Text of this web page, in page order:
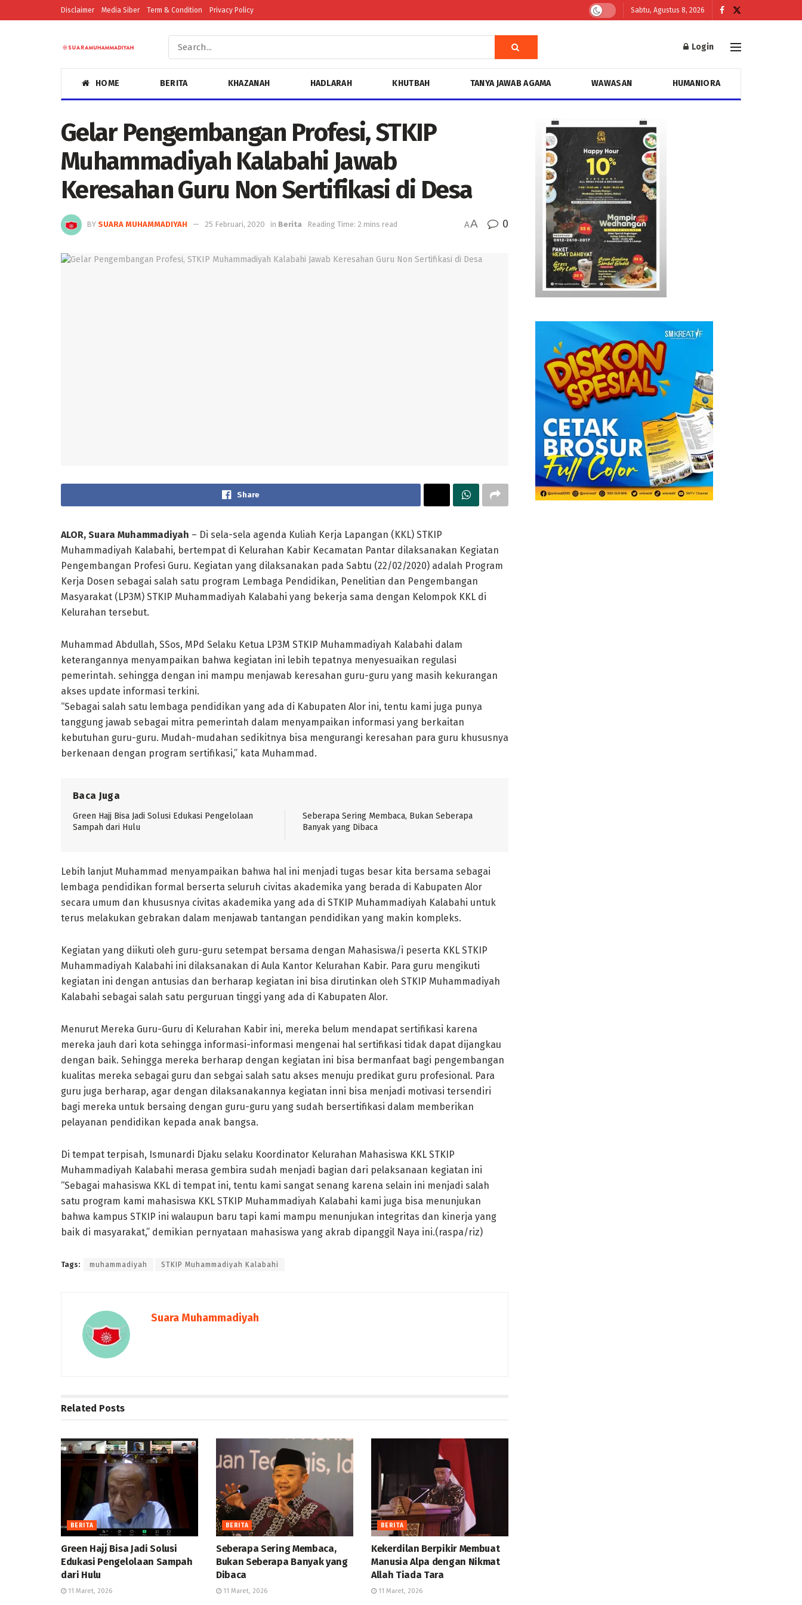
Disclaimer Media Siber Term & Condition Privacy Policy Sabtu, Agustus 8, 2026
Login
HOME BERITA KHAZANAH HADLARAH KHUTBAH TANYA JAWAB AGAMA WAWASAN HUMANIORA
Gelar Pengembangan Profesi, STKIP
Muhammadiyah Kalabahi Jawab
Keresahan Guru Non Sertifikasi di Desa
BY SUARA MUHAMMADIYAH 25 Februari, 2020 in Berita Reading Time: 2 mins read AA 0
Share
ALOR, Suara Muhammadiyah – Di sela-sela agenda Kuliah Kerja Lapangan (KKL) STKIP
Muhammadiyah Kalabahi, bertempat di Kelurahan Kabir Kecamatan Pantar dilaksanakan Kegiatan
Pengembangan Profesi Guru. Kegiatan yang dilaksanakan pada Sabtu (22/02/2020) adalah Program
Kerja Dosen sebagai salah satu program Lembaga Pendidikan, Penelitian dan Pengembangan
Masyarakat (LP3M) STKIP Muhammadiyah Kalabahi yang bekerja sama dengan Kelompok KKL di
Kelurahan tersebut.
Muhammad Abdullah, SSos, MPd Selaku Ketua LP3M STKIP Muhammadiyah Kalabahi dalam
keterangannya menyampaikan bahwa kegiatan ini lebih tepatnya menyesuaikan regulasi
pemerintah. sehingga dengan ini mampu menjawab keresahan guru-guru yang masih kekurangan
akses update informasi terkini.
“Sebagai salah satu lembaga pendidikan yang ada di Kabupaten Alor ini, tentu kami juga punya
tanggung jawab sebagai mitra pemerintah dalam menyampaikan informasi yang berkaitan
kebutuhan guru-guru. Mudah-mudahan sedikitnya bisa mengurangi keresahan para guru khususnya
berkenaan dengan program sertifikasi,” kata Muhammad.
Baca Juga
Green Hajj Bisa Jadi Solusi Edukasi Pengelolaan
Sampah dari Hulu
Seberapa Sering Membaca, Bukan Seberapa
Banyak yang Dibaca
Lebih lanjut Muhammad menyampaikan bahwa hal ini menjadi tugas besar kita bersama sebagai
lembaga pendidikan formal berserta seluruh civitas akademika yang berada di Kabupaten Alor
secara umum dan khususnya civitas akademika yang ada di STKIP Muhammadiyah Kalabahi untuk
terus melakukan gebrakan dalam menjawab tantangan pendidikan yang makin kompleks.
Kegiatan yang diikuti oleh guru-guru setempat bersama dengan Mahasiswa/i peserta KKL STKIP
Muhammadiyah Kalabahi ini dilaksanakan di Aula Kantor Kelurahan Kabir. Para guru mengikuti
kegiatan ini dengan antusias dan berharap kegiatan ini bisa dirutinkan oleh STKIP Muhammadiyah
Kalabahi sebagai salah satu perguruan tinggi yang ada di Kabupaten Alor.
Menurut Mereka Guru-Guru di Kelurahan Kabir ini, mereka belum mendapat sertifikasi karena
mereka jauh dari kota sehingga informasi-informasi mengenai hal sertifikasi tidak dapat dijangkau
dengan baik. Sehingga mereka berharap dengan kegiatan ini bisa bermanfaat bagi pengembangan
kualitas mereka sebagai guru dan sebgai salah satu akses menuju predikat guru profesional. Para
guru juga berharap, agar dengan dilaksanakannya kegiatan inni bisa menjadi motivasi tersendiri
bagi mereka untuk bersaing dengan guru-guru yang sudah bersertifikasi dalam memberikan
pelayanan pendidikan kepada anak bangsa.
Di tempat terpisah, Ismunardi Djaku selaku Koordinator Kelurahan Mahasiswa KKL STKIP
Muhammadiyah Kalabahi merasa gembira sudah menjadi bagian dari pelaksanaan kegiatan ini
“Sebagai mahasiswa KKL di tempat ini, tentu kami sangat senang karena selain ini menjadi salah
satu program kami mahasiswa KKL STKIP Muhammadiyah Kalabahi kami juga bisa menunjukan
bahwa kampus STKIP ini walaupun baru tapi kami mampu menunjukan integritas dan kinerja yang
baik di masyarakat,” demikian pernyataan mahasiswa yang akrab dipanggil Naya ini.(raspa/riz)
Tags: muhammadiyah STKIP Muhammadiyah Kalabahi
Suara Muhammadiyah
Related Posts
BERITA
Green Hajj Bisa Jadi Solusi
Edukasi Pengelolaan Sampah
dari Hulu
11 Maret, 2026
BERITA
Seberapa Sering Membaca,
Bukan Seberapa Banyak yang
Dibaca
11 Maret, 2026
BERITA
Kekerdilan Berpikir Membuat
Manusia Alpa dengan Nikmat
Allah Tiada Tara
11 Maret, 2026